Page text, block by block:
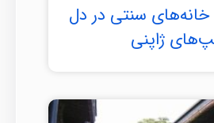
خانه‌های سنتی در دل
ژاپنی